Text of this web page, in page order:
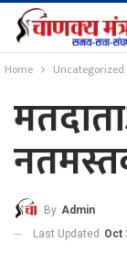
Home Uncategorized
By Admin
Last Updated Oct